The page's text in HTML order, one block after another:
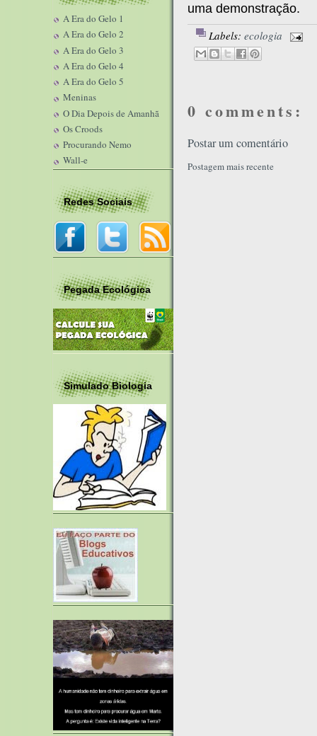
A Era do Gelo 1
A Era do Gelo 2
A Era do Gelo 3
A Era do Gelo 4
A Era do Gelo 5
Meninas
O Dia Depois de Amanhã
Os Croods
Procurando Nemo
Wall-e
Redes Sociais
Pegada Ecológica
Simulado Biologia
uma demonstração.
Labels: ecologia
0 comments:
Postar um comentário
Postagem mais recente